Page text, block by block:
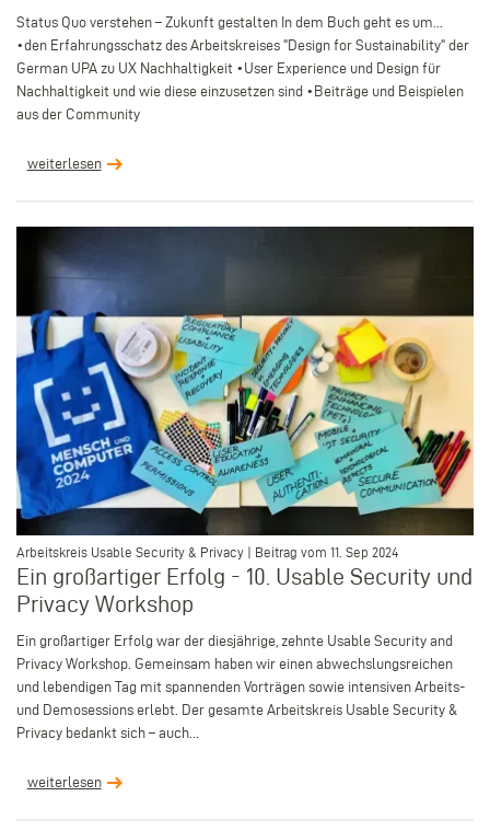
Status Quo verstehen – Zukunft gestalten In dem Buch geht es um...
•den Erfahrungsschatz des Arbeitskreises "Design for Sustainability" der
German UPA zu UX Nachhaltigkeit •User Experience und Design für
Nachhaltigkeit und wie diese einzusetzen sind •Beiträge und Beispielen
aus der Community
weiterlesen
Arbeitskreis Usable Security & Privacy | Beitrag vom 11. Sep 2024
Ein großartiger Erfolg - 10. Usable Security und
Privacy Workshop
Ein großartiger Erfolg war der diesjährige, zehnte Usable Security and
Privacy Workshop. Gemeinsam haben wir einen abwechslungsreichen
und lebendigen Tag mit spannenden Vorträgen sowie intensiven Arbeits-
und Demosessions erlebt. Der gesamte Arbeitskreis Usable Security &
Privacy bedankt sich – auch...
weiterlesen